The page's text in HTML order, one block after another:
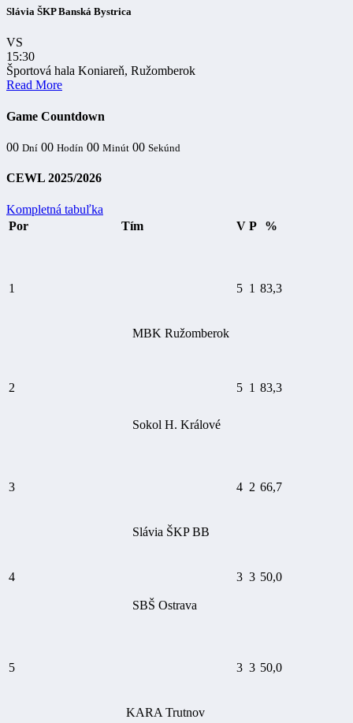
Slávia ŠKP Banská Bystrica
VS
15:30
Športová hala Koniareň, Ružomberok
Read More
Game Countdown
00 Dní 00 Hodín 00 Minút 00 Sekúnd
CEWL 2025/2026
Kompletná tabuľka
Por
Tím V P %
1
MBK Ružomberok
5 1 83,3
2
Sokol H. Králové
5 1 83,3
3
Slávia ŠKP BB
4 2 66,7
4
SBŠ Ostrava
3 3 50,0
5
KARA Trutnov
3 3 50,0